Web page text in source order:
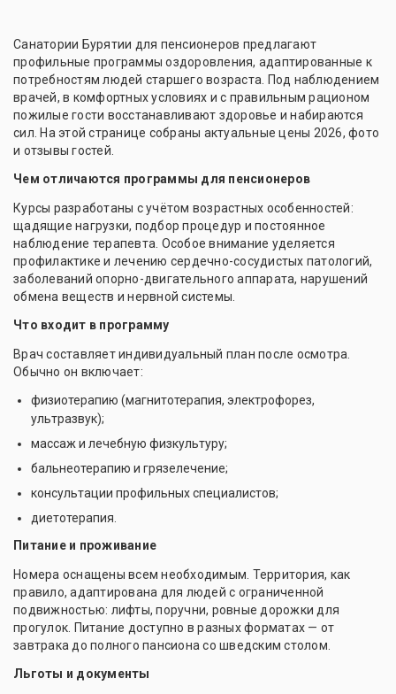
Санатории Бурятии для пенсионеров предлагают
профильные программы оздоровления, адаптированные к
потребностям людей старшего возраста. Под наблюдением
врачей, в комфортных условиях и с правильным рационом
пожилые гости восстанавливают здоровье и набираются
сил. На этой странице собраны актуальные цены 2026, фото
и отзывы гостей.
Чем отличаются программы для пенсионеров
Курсы разработаны с учётом возрастных особенностей:
щадящие нагрузки, подбор процедур и постоянное
наблюдение терапевта. Особое внимание уделяется
профилактике и лечению сердечно-сосудистых патологий,
заболеваний опорно-двигательного аппарата, нарушений
обмена веществ и нервной системы.
Что входит в программу
Врач составляет индивидуальный план после осмотра.
Обычно он включает:
физиотерапию (магнитотерапия, электрофорез,
ультразвук);
массаж и лечебную физкультуру;
бальнеотерапию и грязелечение;
консультации профильных специалистов;
диетотерапия.
Питание и проживание
Номера оснащены всем необходимым. Территория, как
правило, адаптирована для людей с ограниченной
подвижностью: лифты, поручни, ровные дорожки для
прогулок. Питание доступно в разных форматах — от
завтрака до полного пансиона со шведским столом.
Льготы и документы